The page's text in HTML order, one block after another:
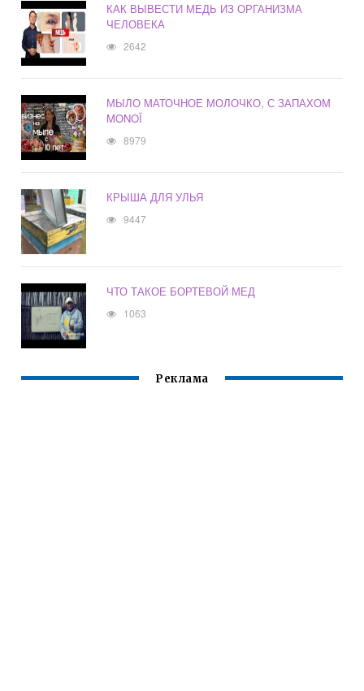
КАК ВЫВЕСТИ МЕДЬ ИЗ ОРГАНИЗМА
ЧЕЛОВЕКА
2642
МЫЛО МАТОЧНОЕ МОЛОЧКО, С ЗАПАХОМ
MONOÏ
8979
КРЫША ДЛЯ УЛЬЯ
9447
ЧТО ТАКОЕ БОРТЕВОЙ МЕД
1063
Реклама